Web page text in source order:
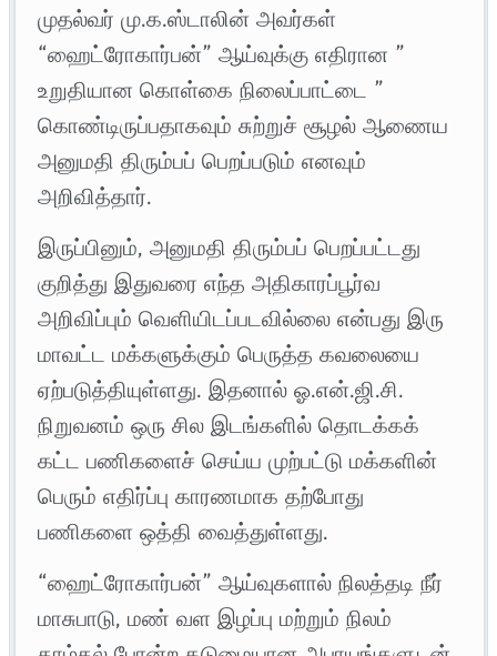
முதல்வர் மு.க.ஸ்டாலின் அவர்கள்
“ஹைட்ரோகார்பன்” ஆய்வுக்கு எதிரான ”
உறுதியான கொள்கை நிலைப்பாட்டை ”
கொண்டிருப்பதாகவும் சுற்றுச் சூழல் ஆணைய
அனுமதி திரும்பப் பெறப்படும் எனவும்
அறிவித்தார்.
இருப்பினும், அனுமதி திரும்பப் பெறப்பட்டது
குறித்து இதுவரை எந்த அதிகாரப்பூர்வ
அறிவிப்பும் வெளியிடப்படவில்லை என்பது இரு
மாவட்ட மக்களுக்கும் பெருத்த கவலையை
ஏற்படுத்தியுள்ளது. இதனால் ஓ.என்.ஜி.சி.
நிறுவனம் ஒரு சில இடங்களில் தொடக்கக்
கட்ட பணிகளைச் செய்ய முற்பட்டு மக்களின்
பெரும் எதிர்ப்பு காரணமாக தற்போது
பணிகளை ஒத்தி வைத்துள்ளது.
“ஹைட்ரோகார்பன்” ஆய்வுகளால் நிலத்தடி நீர்
மாசுபாடு, மண் வள இழப்பு மற்றும் நிலம்